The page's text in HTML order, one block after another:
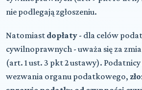
nie podlegają zgłoszeniu.
Natomiast dopłaty - dla celów
cywilnoprawnych - uważa się za
(art. 1 ust. 3 pkt 2 ustawy). Podatnicy
wezwania organu podatkowego,